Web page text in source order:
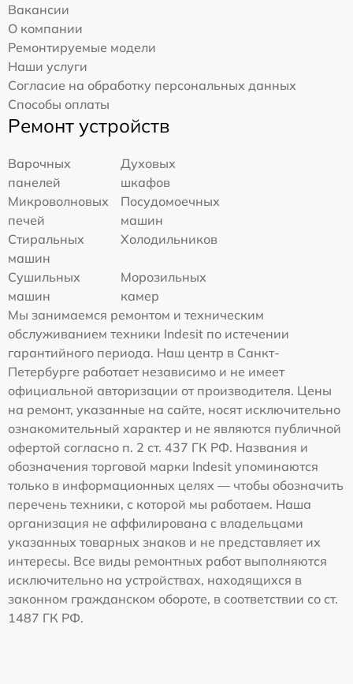
Вакансии
О компании
Ремонтируемые модели
Наши услуги
Согласие на обработку персональных данных
Способы оплаты
Ремонт устройств
Варочных
панелей
Духовых
шкафов
Микроволновых
печей
Посудомоечных
машин
Стиральных
машин
Холодильников
Сушильных
машин
Морозильных
камер
Мы занимаемся ремонтом и техническим
обслуживанием техники Indesit по истечении
гарантийного периода. Наш центр в Санкт-
Петербурге работает независимо и не имеет
официальной авторизации от производителя. Цены
на ремонт, указанные на сайте, носят исключительно
ознакомительный характер и не являются публичной
офертой согласно п. 2 ст. 437 ГК РФ. Названия и
обозначения торговой марки Indesit упоминаются
только в информационных целях — чтобы обозначить
перечень техники, с которой мы работаем. Наша
организация не аффилирована с владельцами
указанных товарных знаков и не представляет их
интересы. Все виды ремонтных работ выполняются
исключительно на устройствах, находящихся в
законном гражданском обороте, в соответствии со ст.
1487 ГК РФ.